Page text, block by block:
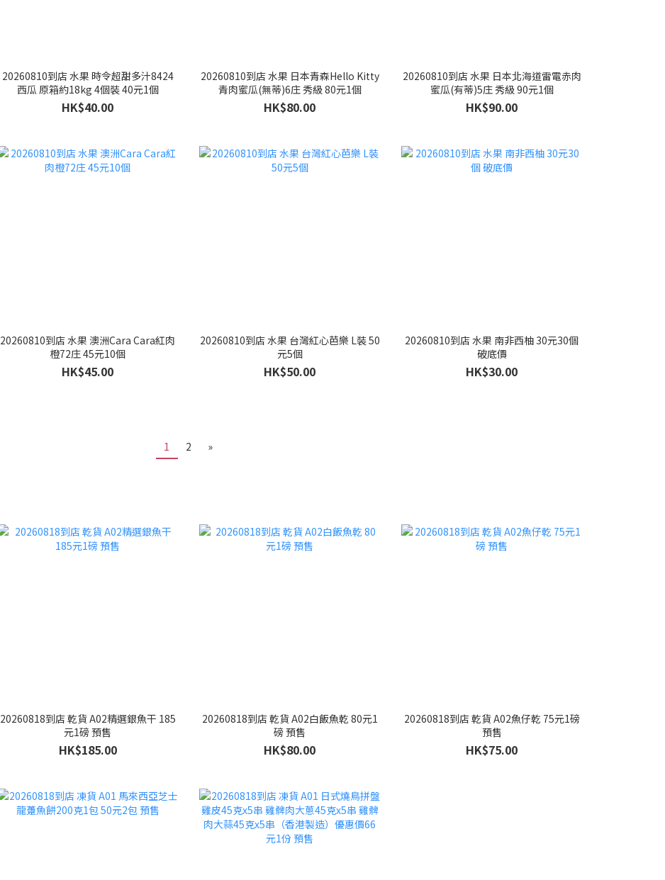
20260810到店 水果 時令超甜多汁8424
西瓜 原箱約18kg 4個裝 40元1個
HK$40.00
20260810到店 水果 日本青森Hello Kitty
青肉蜜瓜(無蒂)6庄 秀級 80元1個
HK$80.00
20260810到店 水果 日本北海道雷電赤肉
蜜瓜(有蒂)5庄 秀級 90元1個
HK$90.00
20260810到店 水果 澳洲Cara Cara紅肉
橙72庄 45元10個
HK$45.00
20260810到店 水果 台灣紅心芭樂 L裝 50
元5個
HK$50.00
20260810到店 水果 南非西柚 30元30個
破底價
HK$30.00
1 2 »
20260818到店 乾貨 A02精選銀魚干 185
元1磅 預售
HK$185.00
20260818到店 乾貨 A02白飯魚乾 80元1
磅 預售
HK$80.00
20260818到店 乾貨 A02魚仔乾 75元1磅
預售
HK$75.00